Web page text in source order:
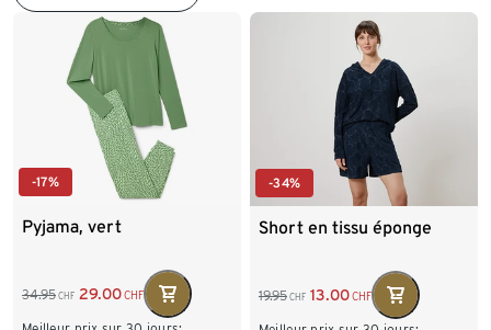
-17%
Pyjama, vert
34.95 CHF 29.00CHF
-34%
Short en tissu éponge
19.95 CHF 13.00CHF